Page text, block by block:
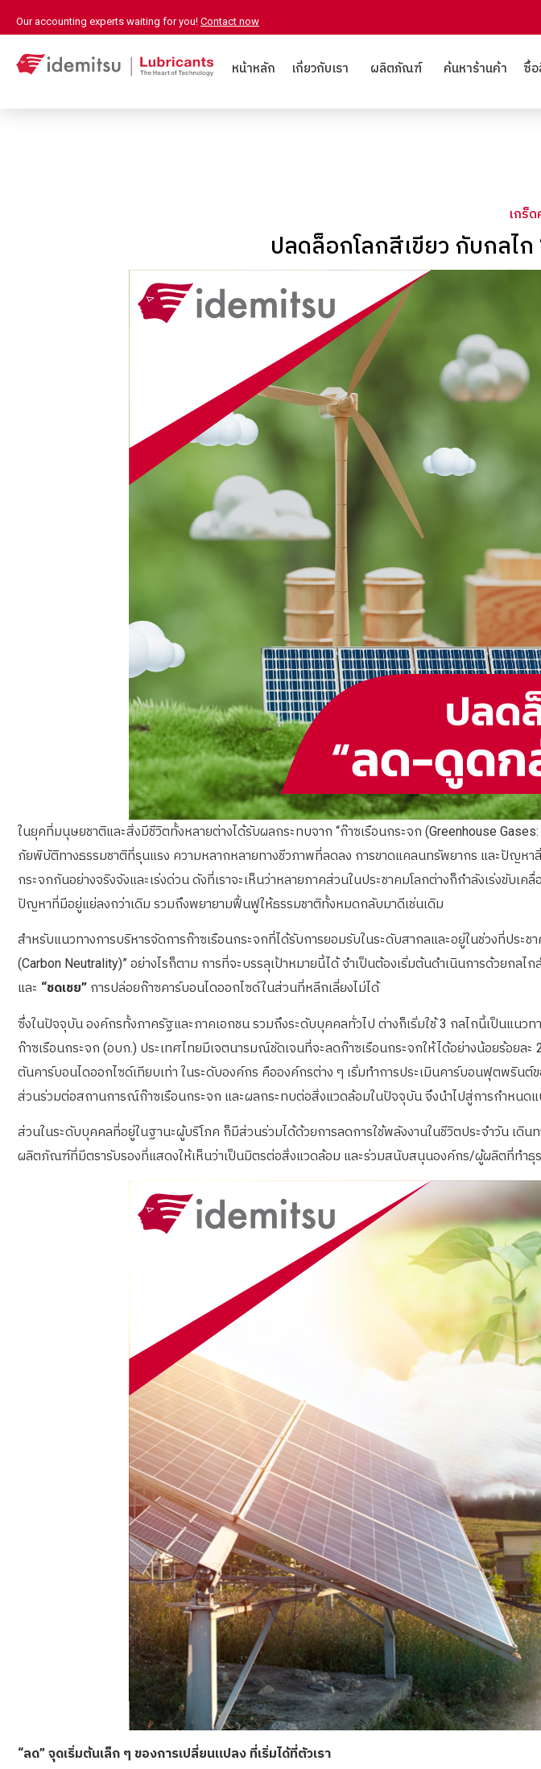
Our accounting experts waiting for you! Contact now
หน้าหลัก เกี่ยวกับเรา ผลิตภัณฑ์ ค้นหาร้านค้า ซื้
เกร็
ปลดล็อกโลกสีเขียว กับกลไ
ในยุคที่มนุษยชาติและสิ่งมีชีวิตทั้งหลายต่างได้รับผลกระทบจาก “ก๊าซเรือนกระจก (Greenhouse
ภัยพิบัติทางธรรมชาติที่รุนแรง ความหลากหลายทางชีวภาพที่ลดลง การขาดแคลนทรัพยากร และปัญหา
กระจกกันอย่างจริงจังและเร่งด่วน ดังที่เราจะเห็นว่าหลายภาคส่วนในประชาคมโลกต่างก็กำลังเร่งขั
ปัญหาที่มีอยู่แย่ลงกว่าเดิม รวมถึงพยายามฟื้นฟูให้ธรรมชาติทั้งหมดกลับมาดีเช่นเดิม
สำหรับแนวทางการบริหารจัดการก๊าซเรือนกระจกที่ได้รับการยอมรับในระดับสากลและอยู่ในช่วงที่ประ
(Carbon Neutrality)” อย่างไรก็ตาม การที่จะบรรลุเป้าหมายนี้ได้ จำเป็นต้องเริ่มต้นดำเนินการด้วยกล
และ “ชดเชย” การปล่อยก๊าซคาร์บอนไดออกไซด์ในส่วนที่หลีกเลี่ยงไม่ได้
ซึ่งในปัจจุบัน องค์กรทั้งภาครัฐและภาคเอกชน รวมถึงระดับบุคคลทั่วไป ต่างก็เริ่มใช้ 3 กลไกนี้เป็นแนว
ก๊าซเรือนกระจก (อบก.) ประเทศไทยมีเจตนารมณ์ชัดเจนที่จะลดก๊าซเรือนกระจกให้ได้อย่างน้อยร้อย
ตันคาร์บอนไดออกไซด์เทียบเท่า ในระดับองค์กร คือองค์กรต่าง ๆ เริ่มทำการประเมินคาร์บอนฟุตพริน
ส่วนร่วมต่อสถานการณ์ก๊าซเรือนกระจก และผลกระทบต่อสิ่งแวดล้อมในปัจจุบัน จึงนำไปสู่การกำหนด
ส่วนในระดับบุคคลที่อยู่ในฐานะผู้บริโภค ก็มีส่วนร่วมได้ด้วยการลดการใช้พลังงานในชีวิตประจำวัน เดิ
ผลิตภัณฑ์ที่มีตรารับรองที่แสดงให้เห็นว่าเป็นมิตรต่อสิ่งแวดล้อม และร่วมสนับสนุนองค์กร/ผู้ผลิตที่ทำ
“ลด” จุดเริ่มต้นเล็ก ๆ ของการเปลี่ยนแปลง ที่เริ่มได้ที่ตัวเรา